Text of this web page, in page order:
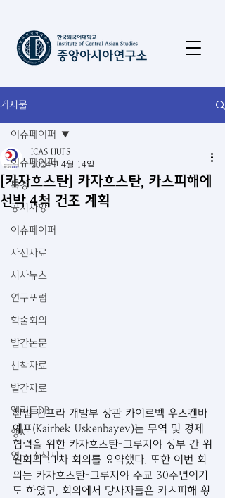
게시물
이슈페이퍼
특강
공지사항
이슈페이퍼
사진자료
시사뉴스
연구포럼
학술회의
발간논문
신착자료
발간자료
엘리트DB
행사
연구 소식지
이슈페이퍼
[카자흐스탄] 카자흐스탄, 카스피해에
선박 4척 건조 계획
ICAS HUFS
2024년 4월 14일
산업 인프라 개발부 장관 카이르벡 우스켄바
예프(Kairbek Uskenbayev)는 무역 및 경제
협력을 위한 카자흐스탄-그루지야 정부 간 위
원회의 11차 회의를 요약했다. 또한 이번 회
의는 카자흐스탄-그루지야 수교 30주년이기
도 하였고, 회의에서 당사자들은 카스피해 횡